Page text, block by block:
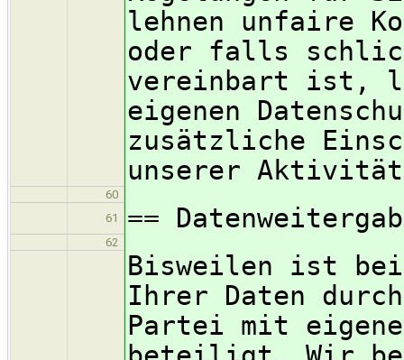
lehnen unfaire
oder falls
vereinbart ist,
eigenen
zusätzliche
unserer
60
61
==
62
Bisweilen ist
Ihrer Daten
Partei mit